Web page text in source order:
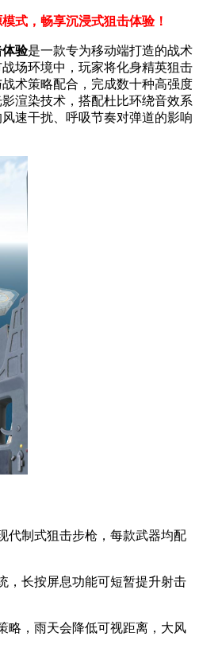
式，畅享沉浸式狙击体验！
验是一款专为移动端打造的战术
场环境中，玩家将化身精英狙击
术策略配合，完成数十种高强度
渲染技术，搭配杜比环绕音效系
速干扰、呼吸节奏对弹道的影响
代制式狙击步枪，每款武器均配
，长按屏息功能可短暂提升射击
略，雨天会降低可视距离，大风